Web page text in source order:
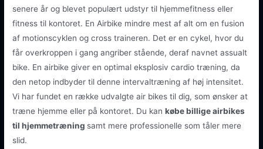
senere år og blevet populært udstyr til hjemmefitness eller
fitness til kontoret. En Airbike mindre mest af alt om en fusion
af motionscyklen og cross traineren. Det er en cykel, hvor du
får overkroppen i gang angriber stående, deraf navnet assualt
bike. En airbike giver en optimal eksplosiv cardio træning, da
den netop indbyder til denne intervaltræning af høj intensitet.
Vi har fundet en række udvalgte air bikes til dig, som ønsker at
træne hjemme eller på kontoret. Du kankøbe billige airbikes
til hjemmetræning samt mere professionelle som tåler mere
slid.